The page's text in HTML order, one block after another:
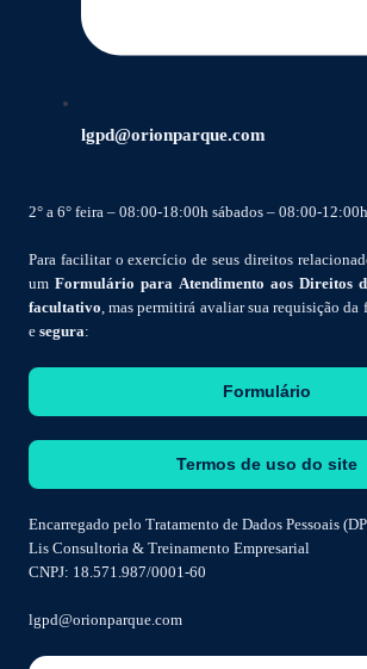
lgpd@orionparque.com
2° a 6° feira – 08:00-18:00h sábados – 08:00-12:00h
Para facilitar o exercício de seus direitos
um Formulário para Atendimento aos Direitos
facultativo, mas permitirá avaliar sua requisição da
e segura:
Formulário
Termos de uso do site
Encarregado pelo Tratamento de Dados Pessoais
Lis Consultoria & Treinamento Empresarial
CNPJ: 18.571.987/0001-60
lgpd@orionparque.com